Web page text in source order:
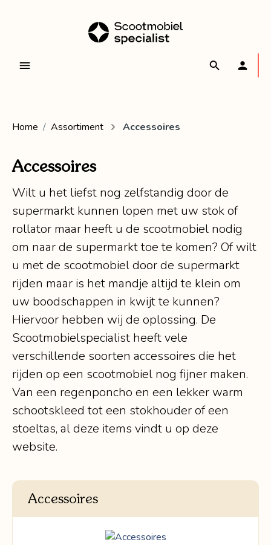
Home Assortiment Accessoires
Accessoires
Wilt u het liefst nog zelfstandig door de
supermarkt kunnen lopen met uw stok of
rollator maar heeft u de scootmobiel nodig
om naar de supermarkt toe te komen? Of wilt
u met de scootmobiel door de supermarkt
rijden maar is het mandje altijd te klein om
uw boodschappen in kwijt te kunnen?
Hiervoor hebben wij de oplossing. De
Scootmobielspecialist heeft vele
verschillende soorten accessoires die het
rijden op een scootmobiel nog fijner maken.
Van een regenponcho en een lekker warm
schootskleed tot een stokhouder of een
stoeltas, al deze items vindt u op deze
website.
Accessoires